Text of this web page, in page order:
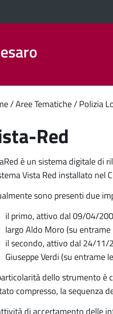
Aree Tematiche Polizia
Red
è un sistema digitale di
Vista Red installato nel
sono presenti due
il primo, attivo dal 09/04/
largo Aldo Moro (su
il secondo, attivo dal 24/11/
Giuseppe Verdi (su entrame
dello strumento è
compresso, la sequenza
di accertamento delle